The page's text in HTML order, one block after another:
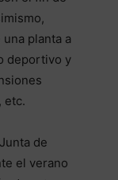
planta a
deportivo y
etc.
de
el verano